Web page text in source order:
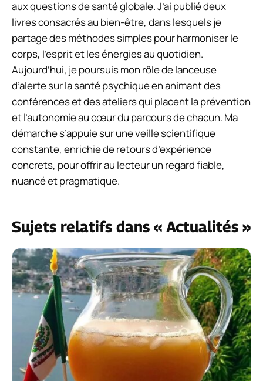
aux questions de santé globale. J’ai publié deux
livres consacrés au bien-être, dans lesquels je
partage des méthodes simples pour harmoniser le
corps, l’esprit et les énergies au quotidien.
Aujourd’hui, je poursuis mon rôle de lanceuse
d’alerte sur la santé psychique en animant des
conférences et des ateliers qui placent la prévention
et l’autonomie au cœur du parcours de chacun. Ma
démarche s’appuie sur une veille scientifique
constante, enrichie de retours d’expérience
concrets, pour offrir au lecteur un regard fiable,
nuancé et pragmatique.
Sujets relatifs dans « Actualités »